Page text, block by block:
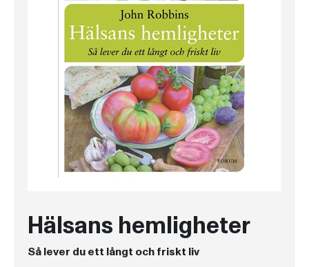
Hälsans hemligheter
Så lever du ett långt och friskt liv